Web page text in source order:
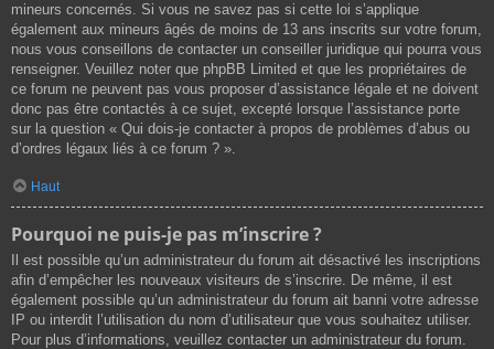
mineurs concernés. Si vous ne savez pas si cette loi s’applique
également aux mineurs âgés de moins de 13 ans inscrits sur votre forum,
nous vous conseillons de contacter un conseiller juridique qui pourra vous
renseigner. Veuillez noter que phpBB Limited et que les propriétaires de
ce forum ne peuvent pas vous proposer d’assistance légale et ne doivent
donc pas être contactés à ce sujet, excepté lorsque l’assistance porte
sur la question « Qui dois-je contacter à propos de problèmes d’abus ou
d’ordres légaux liés à ce forum ? ».
Haut
Pourquoi ne puis-je pas m’inscrire ?
Il est possible qu’un administrateur du forum ait désactivé les inscriptions
afin d’empêcher les nouveaux visiteurs de s’inscrire. De même, il est
également possible qu’un administrateur du forum ait banni votre adresse
IP ou interdit l’utilisation du nom d’utilisateur que vous souhaitez utiliser.
Pour plus d’informations, veuillez contacter un administrateur du forum.